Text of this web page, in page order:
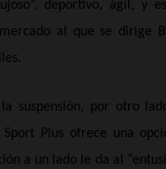
deportivo, ágil, y
al que se dirige
suspensión, por otro
Sport Plus ofrece una
a un lado le da al